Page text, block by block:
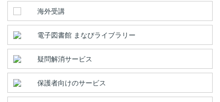
海外受講
電子図書館 まなびライブラリー
疑問解消サービス
保護者向けのサービス